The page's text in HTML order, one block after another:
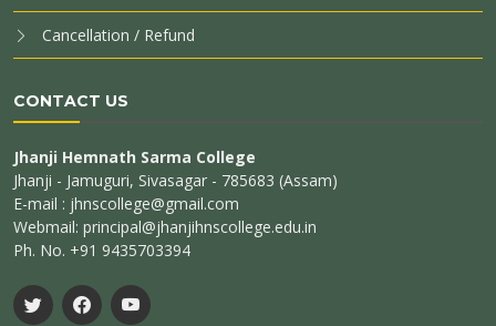
Cancellation / Refund
CONTACT US
Jhanji Hemnath Sarma College
Jhanji - Jamuguri, Sivasagar - 785683 (Assam)
E-mail : jhnscollege@gmail.com
Webmail: principal@jhanjihnscollege.edu.in
Ph. No. +91 9435703394